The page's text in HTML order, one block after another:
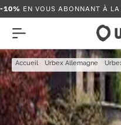
-10% EN VOUS ABONNANT À
Accueil - Urbex Allemagne -